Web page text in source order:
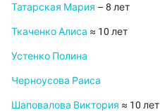
Татарская Мария – 8 лет
Ткаченко Алиса ≈ 10 лет
Устенко Полина
Черноусова Раиса
Шаповалова Виктория ≈ 10 лет